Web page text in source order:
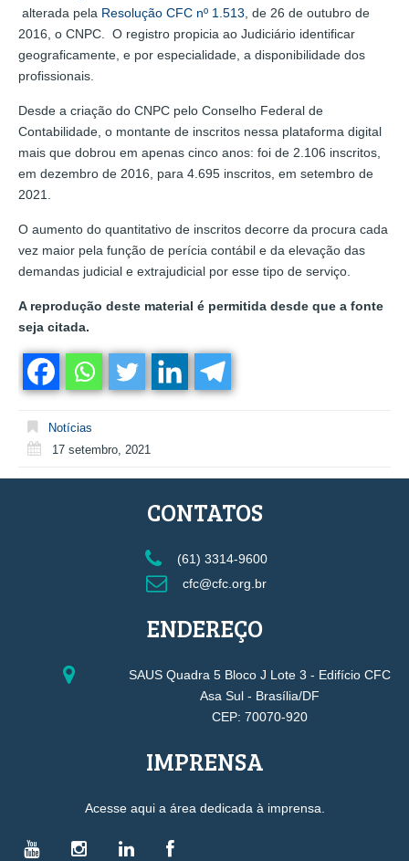
alterada pela Resolução CFC nº 1.513 , de 26 de outubro de
2016, o CNPC. O registro propicia ao Judiciário identificar
geograficamente, e por especialidade, a disponibilidade dos
profissionais.
Desde a criação do CNPC pelo Conselho Federal de
Contabilidade, o montante de inscritos nessa plataforma digital
mais que dobrou em apenas cinco anos: foi de 2.106 inscritos,
em dezembro de 2016, para 4.695 inscritos, em setembro de
2021.
O aumento do quantitativo de inscritos decorre da procura cada
vez maior pela função de perícia contábil e da elevação das
demandas judicial e extrajudicial por esse tipo de serviço.
A reprodução deste material é permitida desde que a fonte
seja citada.
Notícias
17 setembro, 2021
CONTATOS
(61) 3314-9600
cfc@cfc.org.br
ENDEREÇO
SAUS Quadra 5 Bloco J Lote 3 - Edifício CFC
Asa Sul - Brasília/DF
CEP: 70070-920
IMPRENSA
Acesse aqui a área dedicada à imprensa.